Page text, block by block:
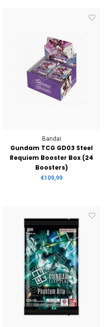
Bandai
Gundam TCG GD03 Steel
Requiem Booster Box (24
Boosters)
€109,99